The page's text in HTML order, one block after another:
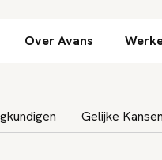
Over Avans
Gelijke